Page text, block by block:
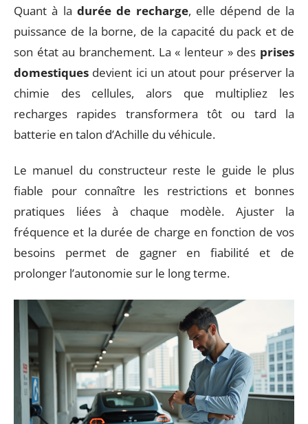
Quant à la durée de recharge, elle dépend de la
puissance de la borne, de la capacité du pack et de
son état au branchement. La « lenteur » des prises
domestiques devient ici un atout pour préserver la
chimie des cellules, alors que multipliez les
recharges rapides transformera tôt ou tard la
batterie en talon d’Achille du véhicule.
Le manuel du constructeur reste le guide le plus
fiable pour connaître les restrictions et bonnes
pratiques liées à chaque modèle. Ajuster la
fréquence et la durée de charge en fonction de vos
besoins permet de gagner en fiabilité et de
prolonger l’autonomie sur le long terme.